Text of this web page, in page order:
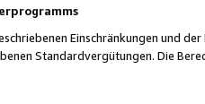
Einschränkungen und
Standardvergütungen. Die